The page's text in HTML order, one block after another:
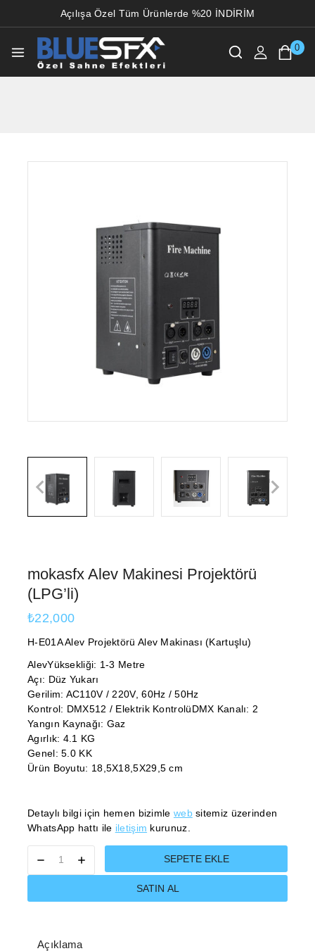
Açılışa Özel Tüm Ürünlerde %20 İNDİRİM
0
mokasfx Alev Makinesi Projektörü
(LPG’li)
₺22,000
H-E01A Alev Projektörü Alev Makinası (Kartuşlu)
AlevYüksekliği: 1-3 Metre
Açı: Düz Yukarı
Gerilim: AC110V / 220V, 60Hz / 50Hz
Kontrol: DMX512 / Elektrik KontrolüDMX Kanalı: 2
Yangın Kaynağı: Gaz
Agırlık: 4.1 KG
Genel: 5.0 KK
Ürün Boyutu: 18,5X18,5X29,5 cm
Detaylı bilgi için hemen bizimle websitemiz üzerinden
WhatsApp hattı ile iletişim kurunuz.
SEPETE EKLE
SATIN AL
Açıklama